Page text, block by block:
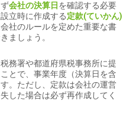
会社の決算日 を確認する必要
立時に作成する定款(ていかん)
社のルールを定めた重要な書
ましょう。
務署や都道府県税事務所に提
とで、事業年度（決算日を含
。ただし、定款は会社の運営
した場合は必ず再作成してく